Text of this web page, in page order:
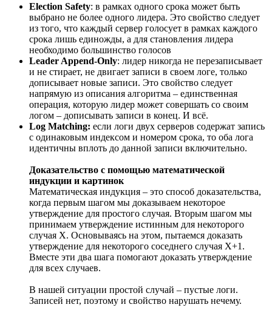
Election Safety: в рамках одного срока может быть
выбрано не более одного лидера. Это свойство следует
из того, что каждый сервер голосует в рамках каждого
срока лишь единожды, а для становления лидера
необходимо большинство голосов
Leader Append-Only: лидер никогда не перезаписывает
и не стирает, не двигает записи в своем логе, только
дописывает новые записи. Это свойство следует
напрямую из описания алгоритма – единственная
операция, которую лидер может совершать со своим
логом – дописывать записи в конец. И всё.
Log Matching: если логи двух серверов содержат запись
с одинаковым индексом и номером срока, то оба лога
идентичны вплоть до данной записи включительно.
Доказательство с помощью математической
индукции и картинок
Математическая индукция – это способ доказательства,
когда первым шагом мы доказываем некоторое
утверждение для простого случая. Вторым шагом мы
принимаем утверждение истинным для некоторого
случая X. Основываясь на этом, пытаемся доказать
утверждение для некоторого соседнего случая X+1.
Вместе эти два шага помогают доказать утверждение
для всех случаев.
В нашей ситуации простой случай – пустые логи.
Записей нет, поэтому и свойство нарушать нечему.